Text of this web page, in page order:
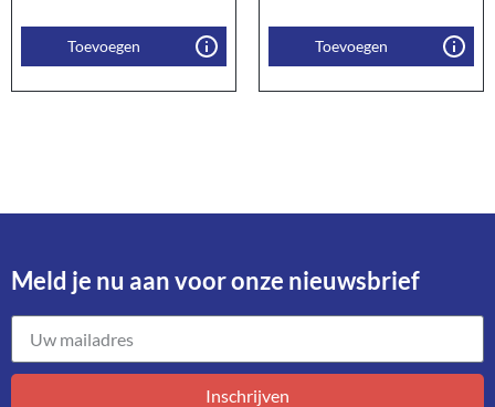
Toevoegen Toevoegen
Meld je nu aan voor onze nieuwsbrief​
Inschrijven